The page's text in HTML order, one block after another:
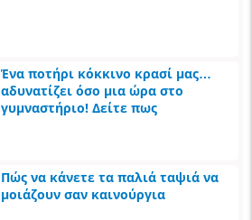
Ένα ποτήρι κόκκινο κρασί μας…
αδυνατίζει όσο μια ώρα στο
γυμναστήριο! Δείτε πως
Πώς να κάνετε τα παλιά ταψιά να
μοιάζουν σαν καινούργια